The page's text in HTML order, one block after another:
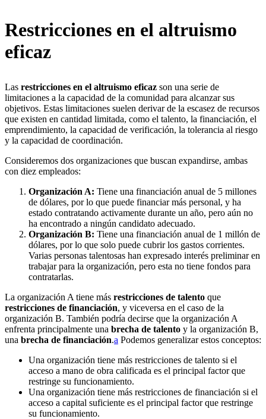
Restricciones en el altruismo
eficaz
Las restricciones en el altruismo eficaz son una serie de
limitaciones a la capacidad de la comunidad para alcanzar sus
objetivos. Estas limitaciones suelen derivar de la escasez de recursos
que existen en cantidad limitada, como el talento, la financiación, el
emprendimiento, la capacidad de verificación, la tolerancia al riesgo
y la capacidad de coordinación.
Consideremos dos organizaciones que buscan expandirse, ambas
con diez empleados:
Organización A: Tiene una financiación anual de 5 millones
de dólares, por lo que puede financiar más personal, y ha
estado contratando activamente durante un año, pero aún no
ha encontrado a ningún candidato adecuado.
Organización B: Tiene una financiación anual de 1 millón de
dólares, por lo que solo puede cubrir los gastos corrientes.
Varias personas talentosas han expresado interés preliminar en
trabajar para la organización, pero esta no tiene fondos para
contratarlas.
La organización A tiene más restricciones de talento que
restricciones de financiación, y viceversa en el caso de la
organización B. También podría decirse que la organización A
enfrenta principalmente una brecha de talento y la organización B,
una brecha de financiación.⁠a Podemos generalizar estos conceptos:
Una organización tiene más restricciones de talento si el
acceso a mano de obra calificada es el principal factor que
restringe su funcionamiento.
Una organización tiene más restricciones de financiación si el
acceso a capital suficiente es el principal factor que restringe
su funcionamiento.